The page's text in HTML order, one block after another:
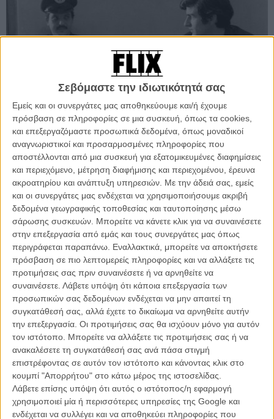
Σεβόμαστε την ιδιωτικότητά σας
Εμείς και οι συνεργάτες μας αποθηκεύουμε και/ή έχουμε
πρόσβαση σε πληροφορίες σε μια συσκευή, όπως τα cookies,
και επεξεργαζόμαστε προσωπικά δεδομένα, όπως μοναδικοί
αναγνωριστικοί και προσαρμοσμένες πληροφορίες που
αποστέλλονται από μια συσκευή για εξατομικευμένες διαφημίσεις
και περιεχόμενο, μέτρηση διαφήμισης και περιεχομένου, έρευνα
ακροατηρίου και ανάπτυξη υπηρεσιών. Με την άδειά σας, εμείς
και οι συνεργάτες μας ενδέχεται να χρησιμοποιήσουμε ακριβή
δεδομένα γεωγραφικής τοποθεσίας και ταυτοποίησης μέσω
σάρωσης συσκευών. Μπορείτε να κάνετε κλικ για να συναινέσετε
στην επεξεργασία από εμάς και τους συνεργάτες μας όπως
περιγράφεται παραπάνω. Εναλλακτικά, μπορείτε να αποκτήσετε
πρόσβαση σε πιο λεπτομερείς πληροφορίες και να αλλάξετε τις
προτιμήσεις σας πριν συναινέσετε ή να αρνηθείτε να
συναινέσετε. Λάβετε υπόψη ότι κάποια επεξεργασία των
προσωπικών σας δεδομένων ενδέχεται να μην απαιτεί τη
συγκατάθεσή σας, αλλά έχετε το δικαίωμα να αρνηθείτε αυτήν
την επεξεργασία. Οι προτιμήσεις σας θα ισχύουν μόνο για αυτόν
τον ιστότοπο. Μπορείτε να αλλάξετε τις προτιμήσεις σας ή να
ανακαλέσετε τη συγκατάθεσή σας ανά πάσα στιγμή
επιστρέφοντας σε αυτόν τον ιστότοπο και κάνοντας κλικ στο
κουμπί "Απορρήτου" στο κάτω μέρος της ιστοσελίδας.
Λάβετε επίσης υπόψη ότι αυτός ο ιστότοπος/η εφαρμογή
χρησιμοποιεί μία ή περισσότερες υπηρεσίες της Google και
ενδέχεται να συλλέγει και να αποθηκεύει πληροφορίες που
Ιωάννης ο Βίαιος
Αληθινά Εγκλήματα στην Αθήνα - Δευτέρα 8/4 - Ελλη
Εγκλήματα που έχουν στιγματίσει την ζωή της πόλης γίνονται
αφορμή για 2 πολύ διαφορετικά μυθοπλαστικά περιβάλλοντα. Στον
«Ιωάννη τον Βίαιο», ο Γιάννης διαβάζει τις εφημερίδες,
φαντασιώνεται πως έχει δύναμη, πως είναι φονιάς, πως ο κόσμος
τον σέβεται και τον φοβάται. Ο«Αγγελος»στην ομόνυμη ταινία δεν
έχει όνειρα δύναμης κι αυταρέσκειας, αποζητά ηρεμία, φροντίδα κι
αγάπη που δεν βρίσκει πουθενά. Το όνειρο του ενός γίνεται ο
εφιάλτης του άλλου. Και οι δυο ταινίες βασίζονται σε εγκλήματα που
ο χρόνος σιγά σιγά μας απομακρύνει από τις ρίζες τους, που οι
αληθινές ιστορίες θολώνουν από τη μυθοπλασία, στην οθόνη όμως
παραμένουν τα θραύσματα δυο ανθρώπων που ήταν θύτες και
θύματα, που η μοναξιά τους φέρει κι ένα δικό μας βάρος, μια δική
μας ευθύνη. Αν στρέψουμε το βλέμμα μας στις γωνιές της Αθήνας
που περπάτησαν —και τώρα η εικόνα εκείνων των καιρών
αργοσβήνει— ίσως ακόμα να διακρίνουμε τον Γιάννη να ψάχνει στα
περίπτερα την ιστορία του, τον Άγγελο στο μισοσκόταδο κάποιον να